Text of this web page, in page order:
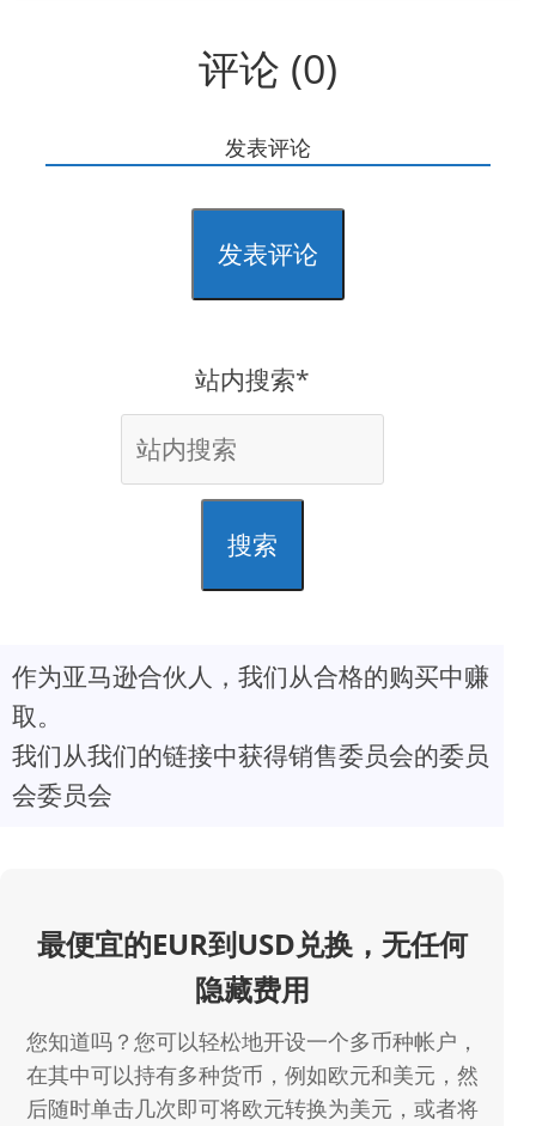
评论 (0)
发表评论
发表评论
站内搜索*
搜索
作为亚马逊合伙人，我们从合格的购买中赚
取。
我们从我们的链接中获得销售委员会的委员
会委员会
最便宜的EUR到USD兑换，无任何
隐藏费用
您知道吗？您可以轻松地开设一个多币种帐户，
在其中可以持有多种货币，例如欧元和美元，然
后随时单击几次即可将欧元转换为美元，或者将